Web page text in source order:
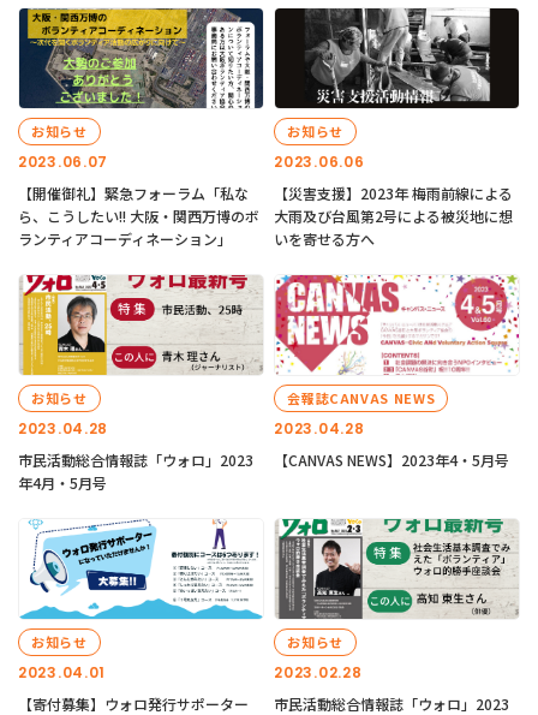
2023.06.07
お知らせ
【開催御礼】緊急フォーラム「私な
ら、こうしたい!! 大阪・関西万博のボ
ランティアコーディネーション」
2023.06.06
お知らせ
【災害支援】2023年 梅雨前線による
大雨及び台風第2号による被災地に想
いを寄せる方へ
2023.04.28
お知らせ
市民活動総合情報誌「ウォロ」2023
年4月・5月号
2023.04.28
会報誌CANVAS NEWS
【CANVAS NEWS】2023年4・5月号
2023.04.01
お知らせ
【寄付募集】ウォロ発行サポーター
2023.02.28
お知らせ
市民活動総合情報誌「ウォロ」2023